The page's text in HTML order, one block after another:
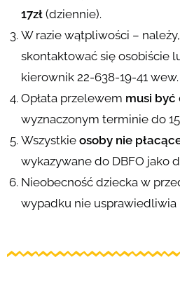
17zł (dziennie).
W razie wątpliwości –
skontaktować się osobiście
kierownik 22-638-19-41 wew.
Opłata przelewem musi być
wyznaczonym terminie do
Wszystkie osoby nie
wykazywane do DBFO jako
Nieobecność dziecka w
wypadku nie usprawiedliwia